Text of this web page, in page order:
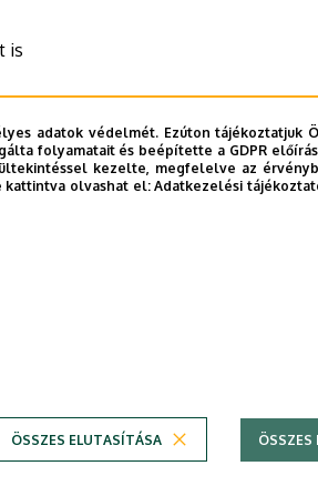
is
adatok védelmét. Ezúton tájékoztatjuk
folyamatait és beépítette a GDPR
kezelte, megfelelve az
kattintva olvashat el:Adatkezelési
ÖSSZES ELUTASÍTÁSA ÖSSZES